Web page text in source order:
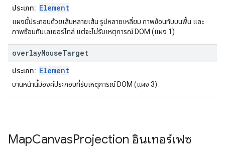
ประเภท: Element
แผงนี้ประกอบด้วยเส้นหลายเส้น รูปหลายเหลี่ยม ภาพซ้อนทับบนพื้น และ
ภาพซ้อนทับเลเยอร์ไทล์ แต่จะไม่รับเหตุการณ์ DOM (แผง 1)
overlayMouseTarget
ประเภท: Element
บานหน้านี้มีองค์ประกอบที่รับเหตุการณ์ DOM (แผง 3)
MapCanvasProjection อินเทอร์เฟซ